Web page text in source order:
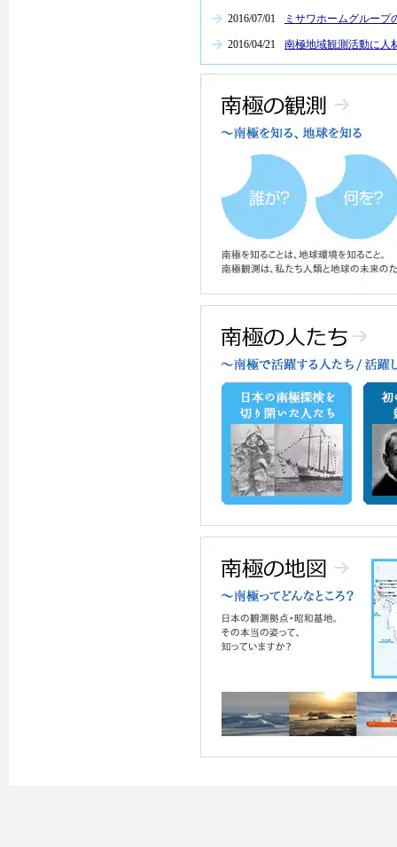
2016/07/01 ミサワホームグループ
2016/04/21 南極地域観測活動に人